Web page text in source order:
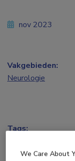
nov 2023
Vakgebieden:
Neurologie
Tags:
We Care About